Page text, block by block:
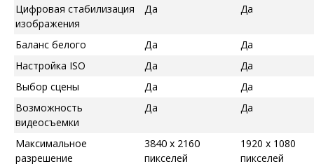
Цифровая стабилизация
изображения
Да Да
Баланс белого Да
Да
Настройка ISO
Да
Да
Выбор сцены
Да
Да
Возможность
видеосъемки
Да Да
Максимальное
разрешение
3840 x 2160
пикселей
1920 x 1080
пикселей